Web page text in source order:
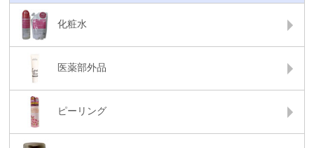
化粧水
医薬部外品
ピーリング